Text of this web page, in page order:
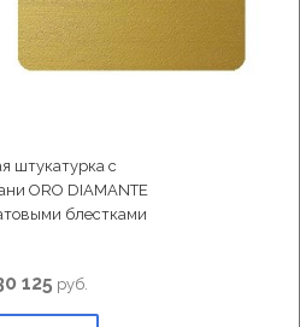
штукатурка с
ORO DIAMANTE
блестками
125 руб.